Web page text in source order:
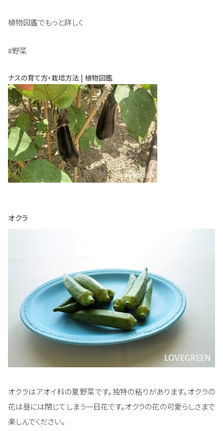
植物図鑑でもっと詳しく
#野菜
ナスの育て方・栽培方法 | 植物図鑑
オクラ
オクラはアオイ科の夏野菜です。独特の粘りがあります。オクラの
花は昼には閉じてしまう一日花です。オクラの花の可愛らしさまで
楽しんでください。